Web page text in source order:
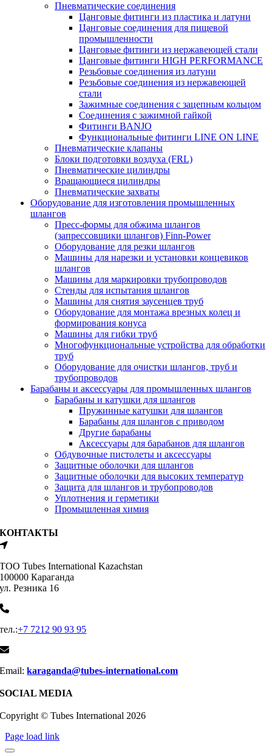
Пневматические соединения
Цанговые фитинги из пластика и латуни
Цанговые соединения для пищевой
промышленности
Цанговые фитинги из нержавеющей стали
Цанговые фитинги HIGH PERFORMANCE
Резьбовые соединения из латуни
Резьбовые соединения из нержавеющей
стали
Зажимные соединения с зацепным кольцом
Соединения с зажимной гайкой
Фитинги BANJO
Функциональные фитинги LINE ON LINE
Пневматические клапаны
Блоки подготовки воздуха (FRL)
Пневматические цилиндры
Вращающиеся цилиндры
Пневматические захваты
Оборудование для изготовления промышленных
шлангов
Пресс-формы для обжима шлангов
(запрессовщики шлангов) Finn-Power
Оборудование для резки шлангов
Машины для нарезки и установки концевиков
шлангов
Машины для маркировки трубопроводов
Стенды для испытания шлангов
Машины для снятия заусенцев труб
Оборудование для монтажа врезных колец и
формирования конуса
Машины для гибки труб
Многофункциональные устройства для обработки
труб
Оборудование для очистки шлангов, труб и
трубопроводов
Барабаны и аксессуары для промышленных шлангов
Барабаны и катушки для шлангов
Пружинные катушки для шлангов
Барабаны для шлангов с приводом
Другие барабаны
Аксессуары для барабанов для шлангов
Обдувочные пистолеты и аксессуары
Защитные оболочки для шлангов
Защитные оболочки для высоких температур
Защита для шлангов и трубопроводов
Уплотнения и герметики
Промышленная химия
КОНТАКТЫ
ТОО Tubes International Kazachstan
100000 Караганда
ул. Резника 16
тел.:+7 7212 90 93 95
Email:karaganda@tubes-international.com
SOCIAL MEDIA
Copyright © Tubes International 2026
Page load link